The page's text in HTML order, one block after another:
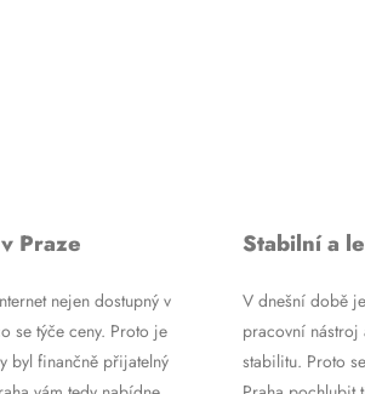
Praze
nejen dostupný v
se týče ceny. Proto je
byl finančně přijatelný
Stabilní a
V dnešní době
pracovní nástroj
stabilitu. Proto